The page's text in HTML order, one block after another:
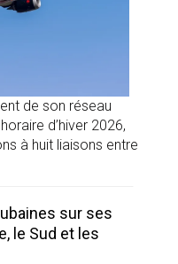
de son réseau
d’hiver 2026,
à huit liaisons entre
sur ses
le Sud et les